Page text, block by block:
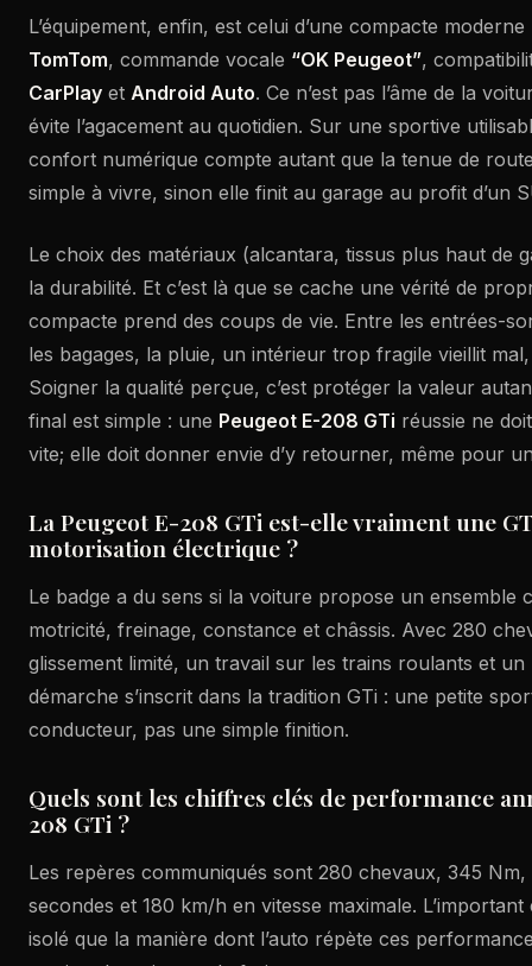
L’équipement, enfin, est celui d’une compacte
TomTom, commande vocale “OK Peugeot”,
CarPlay et Android Auto. Ce n’est pas l’âme de la
évite l’agacement au quotidien. Sur une sportive
confort numérique compte autant que la tenue de
simple à vivre, sinon elle finit au garage au profit d’un
Le choix des matériaux (alcantara, tissus plus haut de
la durabilité. Et c’est là que se cache une vérité de
compacte prend des coups de vie. Entre les entrées-
les bagages, la pluie, un intérieur trop fragile vieillit
Soigner la qualité perçue, c’est protéger la valeur
final est simple : une Peugeot E-208 GTi réussie ne
vite; elle doit donner envie d’y retourner, même pour
La Peugeot E-208 GTi est-elle vraiment une
motorisation électrique ?
Le badge a du sens si la voiture propose un ensemble
motricité, freinage, constance et châssis. Avec 280
glissement limité, un travail sur les trains roulants et
démarche s’inscrit dans la tradition GTi : une petite
conducteur, pas une simple finition.
Quels sont les chiffres clés de performance
208 GTi ?
Les repères communiqués sont 280 chevaux, 345
secondes et 180 km/h en vitesse maximale.
isolé que la manière dont l’auto répète ces